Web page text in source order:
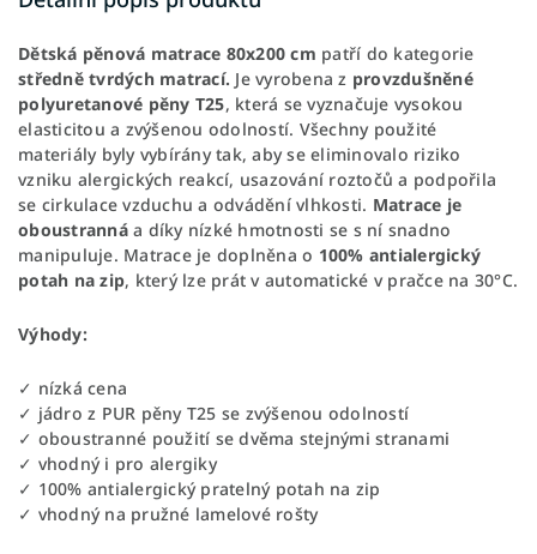
Dětská pěnová matrace 80x200 cm patří do kategorie
středně tvrdých matrací. Je vyrobena z provzdušněné
polyuretanové pěny T25, která se vyznačuje vysokou
elasticitou a zvýšenou odolností. Všechny použité
materiály byly vybírány tak, aby se eliminovalo riziko
vzniku alergických reakcí, usazování roztočů a podpořila
se cirkulace vzduchu a odvádění vlhkosti. Matrace je
oboustrannáa díky nízké hmotnosti se s ní snadno
manipuluje. Matrace je doplněna o 100% antialergický
potah na zip, který lze prát v automatické v pračce na 30°C.
Výhody:
✓ nízká cena
✓ jádro z PUR pěny T25 se zvýšenou odolností
✓ oboustranné použití se dvěma stejnými stranami
✓ vhodný i pro alergiky
✓ 100% antialergický pratelný potah na zip
✓ vhodný na pružné lamelové rošty